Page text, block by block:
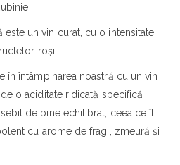
este un vin curat, cu o intensitate
roșii.
în întâmpinarea noastră cu un vin
o aciditate ridicată specifică
de bine echilibrat, ceea ce îl
cu arome de fragi, zmeură și